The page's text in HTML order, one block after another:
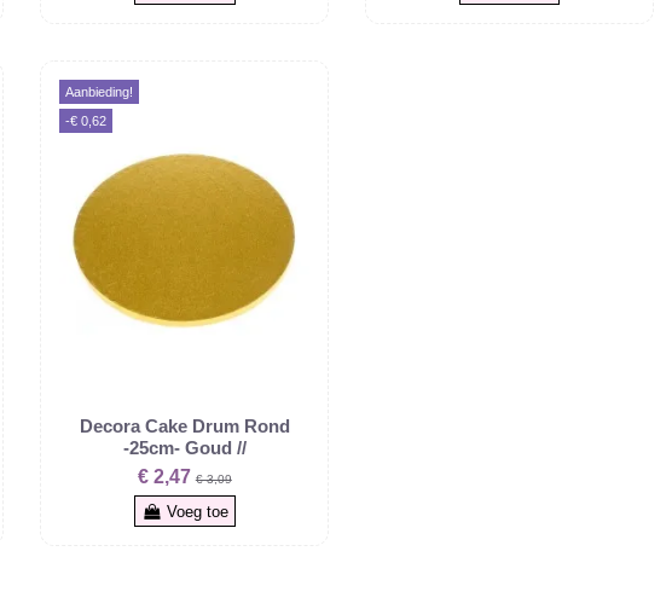
Aanbieding!
-€ 0,62
Decora Cake Drum Rond
-25cm- Goud //
€ 2,47€ 3,09
Voeg toe